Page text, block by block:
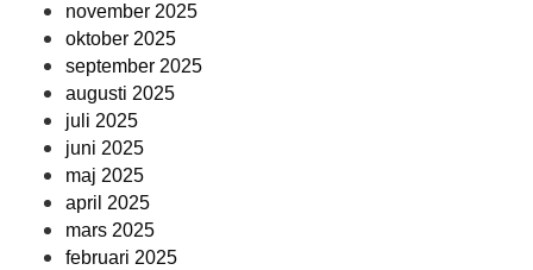
november 2025
oktober 2025
september 2025
augusti 2025
juli 2025
juni 2025
maj 2025
april 2025
mars 2025
februari 2025